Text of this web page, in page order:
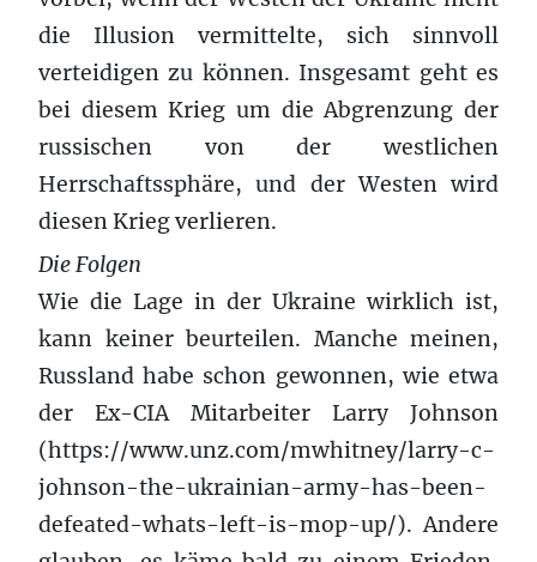
die Illusion vermittelte, sich sinnvoll
verteidigen zu können. Insgesamt geht es
bei diesem Krieg um die Abgrenzung der
russischen von der westlichen
Herrschaftssphäre, und der Westen wird
diesen Krieg verlieren.
Die Folgen
Wie die Lage in der Ukraine wirklich ist,
kann keiner beurteilen. Manche meinen,
Russland habe schon gewonnen, wie etwa
der Ex-CIA Mitarbeiter Larry Johnson
(https://www.unz.com/mwhitney/larry-c-
johnson-the-ukrainian-army-has-been-
defeated-whats-left-is-mop-up/). Andere